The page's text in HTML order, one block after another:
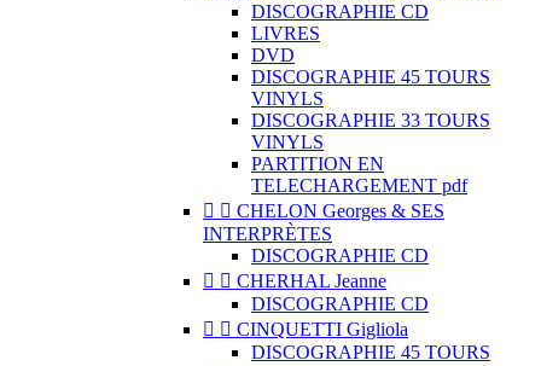
DISCOGRAPHIE CD
LIVRES
DVD
DISCOGRAPHIE 45 TOURS
VINYLS
DISCOGRAPHIE 33 TOURS
VINYLS
PARTITION EN
TELECHARGEMENT pdf
  CHELON Georges & SES
INTERPRÈTES
DISCOGRAPHIE CD
  CHERHAL Jeanne
DISCOGRAPHIE CD
  CINQUETTI Gigliola
DISCOGRAPHIE 45 TOURS